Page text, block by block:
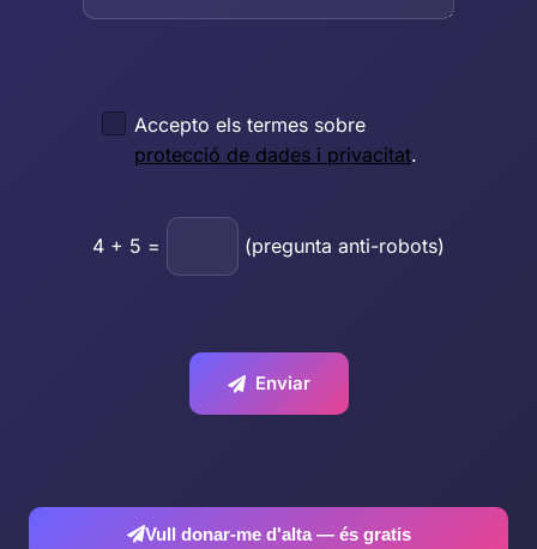
Accepto els termes sobre
protecció de dades i privacitat.
4 + 5 = (pregunta anti-robots)
Enviar
Vull donar-me d'alta — és gratis